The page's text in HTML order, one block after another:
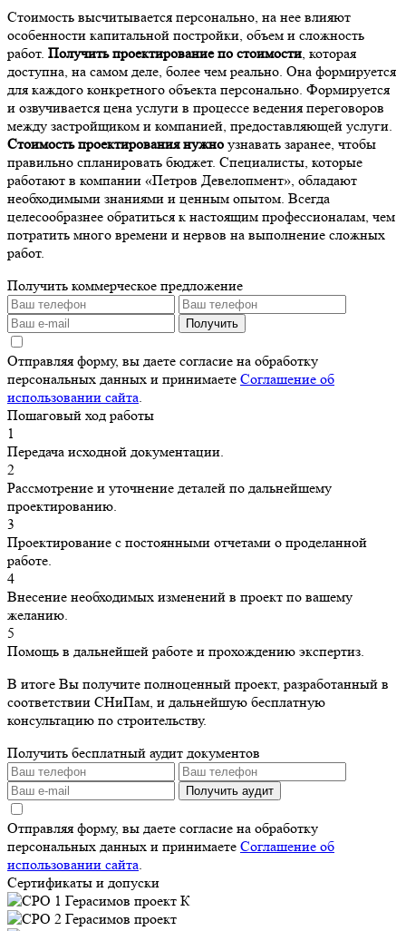
Стоимость высчитывается персонально, на нее влияют
особенности капитальной постройки, объем и сложность
работ. Получить проектирование по стоимости, которая
доступна, на самом деле, более чем реально. Она формируется
для каждого конкретного объекта персонально. Формируется
и озвучивается цена услуги в процессе ведения переговоров
между застройщиком и компанией, предоставляющей услуги.
Стоимость проектирования нужно узнавать заранее, чтобы
правильно спланировать бюджет. Специалисты, которые
работают в компании «Петров Девелопмент», обладают
необходимыми знаниями и ценным опытом. Всегда
целесообразнее обратиться к настоящим профессионалам, чем
потратить много времени и нервов на выполнение сложных
работ.
Получить коммерческое предложение
Получить
Отправляя форму, вы даете согласие на обработку
персональных данных и принимаете Соглашение об
использовании сайта.
Пошаговый ход работы
1
Передача исходной документации.
2
Рассмотрение и уточнение деталей по дальнейшему
проектированию.
3
Проектирование с постоянными отчетами о проделанной
работе.
4
Внесение необходимых изменений в проект по вашему
желанию.
5
Помощь в дальнейшей работе и прохождению экспертиз.
В итоге Вы получите полноценный проект, разработанный в
соответствии СНиПам, и дальнейшую бесплатную
консультацию по строительству.
Получить бесплатный аудит документов
Получить аудит
Отправляя форму, вы даете согласие на обработку
персональных данных и принимаете Соглашение об
использовании сайта.
Сертификаты и допуски